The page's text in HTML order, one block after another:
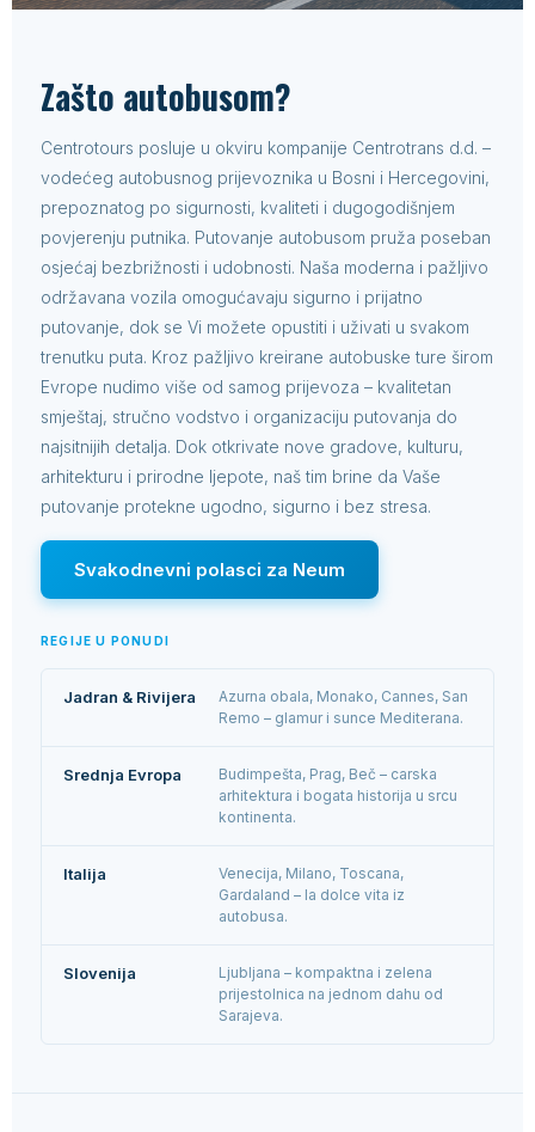
Zašto autobusom?
Centrotours posluje u okviru kompanije Centrotrans d.d. –
vodećeg autobusnog prijevoznika u Bosni i Hercegovini,
prepoznatog po sigurnosti, kvaliteti i dugogodišnjem
povjerenju putnika. Putovanje autobusom pruža poseban
osjećaj bezbrižnosti i udobnosti. Naša moderna i pažljivo
održavana vozila omogućavaju sigurno i prijatno
putovanje, dok se Vi možete opustiti i uživati u svakom
trenutku puta. Kroz pažljivo kreirane autobuske ture širom
Evrope nudimo više od samog prijevoza – kvalitetan
smještaj, stručno vodstvo i organizaciju putovanja do
najsitnijih detalja. Dok otkrivate nove gradove, kulturu,
arhitekturu i prirodne ljepote, naš tim brine da Vaše
putovanje protekne ugodno, sigurno i bez stresa.
Svakodnevni polasci za Neum
REGIJE U PONUDI
Jadran & Rivijera
Azurna obala, Monako, Cannes, San
Remo – glamur i sunce Mediterana.
Srednja Evropa
Budimpešta, Prag, Beč – carska
arhitektura i bogata historija u srcu
kontinenta.
Italija
Venecija, Milano, Toscana,
Gardaland – la dolce vita iz
autobusa.
Slovenija
Ljubljana – kompaktna i zelena
prijestolnica na jednom dahu od
Sarajeva.